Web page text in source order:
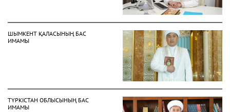
ШЫМКЕНТ ҚАЛАСЫНЫҢ БАС
ИМАМЫ
ТҮРКІСТАН ОБЛЫСЫНЫҢ БАС
ИМАМЫ